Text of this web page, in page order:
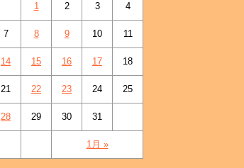
1月 »
1 2 3 4
7 8 9 10 11
14 15 16 17 18
21 22 23 24 25
28 29 30 31